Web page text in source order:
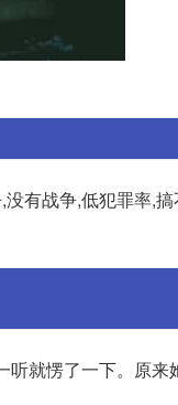
有战争,低犯罪率,
就愣了一下。原